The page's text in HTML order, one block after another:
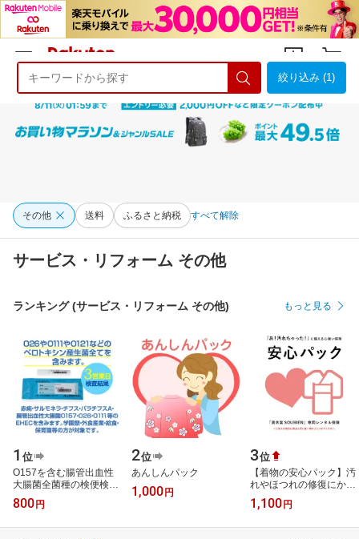
ようこそ 楽天市場へ ログイン
絞り込み (1)
その他 送料 ふるさと納税 すべて解除
サービス・リフォーム その他
ランキング (サービス・リフォーム その他) もっと見る
1 位
O157を含む腸管出血性
大腸菌全菌種の検便検査
セット。赤痢・サルモネ
ラ・チフス・パラチフス
800 円
2位
あんしんパック
1,000 円
3位
【着物の安心パック】汚
れやほつれの修復にかか
る料金のカバー【限定最
大1000円クーポン配布
1,100 円